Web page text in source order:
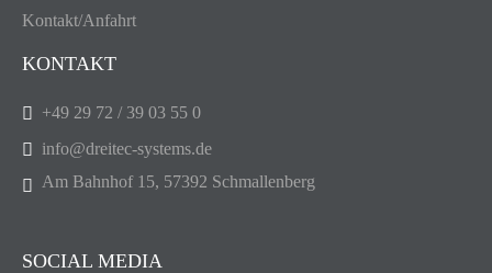
Kontakt/Anfahrt
KONTAKT
+49 29 72 / 39 03 55 0
info@dreitec-systems.de
Am Bahnhof 15, 57392 Schmallenberg
SOCIAL MEDIA